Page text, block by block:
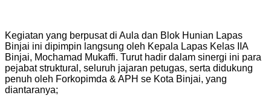
Kegiatan yang berpusat di Aula dan Blok Hunian Lapas
Binjai ini dipimpin langsung oleh Kepala Lapas Kelas IIA
Binjai, Mochamad Mukaffi. Turut hadir dalam sinergi ini para
pejabat struktural, seluruh jajaran petugas, serta didukung
penuh oleh Forkopimda & APH se Kota Binjai, yang
diantaranya;